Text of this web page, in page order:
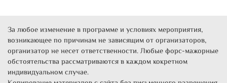
За любое изменение в программе и условиях мероприятия,
возникающее по причинам не зависящим от организаторов,
организатор не несет ответственности. Любые форс-мажорные
обстоятельства рассматриваются в каждом кокретном
индивидуальном случае.